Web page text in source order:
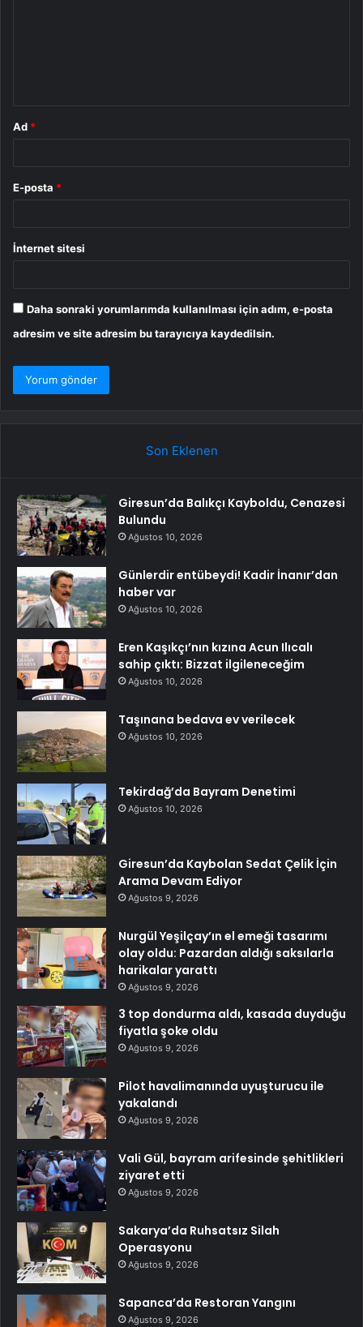
Ad *
E-posta *
İnternet sitesi
Daha sonraki yorumlarımda kullanılması için adım, e-posta
adresim ve site adresim bu tarayıcıya kaydedilsin.
Son Eklenen
Giresun’da Balıkçı Kayboldu, Cenazesi
Bulundu
Ağustos 10, 2026
Günlerdir entübeydi! Kadir İnanır’dan
haber var
Ağustos 10, 2026
Eren Kaşıkçı’nın kızına Acun Ilıcalı
sahip çıktı: Bizzat ilgileneceğim
Ağustos 10, 2026
Taşınana bedava ev verilecek
Ağustos 10, 2026
Tekirdağ’da Bayram Denetimi
Ağustos 10, 2026
Giresun’da Kaybolan Sedat Çelik İçin
Arama Devam Ediyor
Ağustos 9, 2026
Nurgül Yeşilçay’ın el emeği tasarımı
olay oldu: Pazardan aldığı saksılarla
harikalar yarattı
Ağustos 9, 2026
3 top dondurma aldı, kasada duyduğu
fiyatla şoke oldu
Ağustos 9, 2026
Pilot havalimanında uyuşturucu ile
yakalandı
Ağustos 9, 2026
Vali Gül, bayram arifesinde şehitlikleri
ziyaret etti
Ağustos 9, 2026
Sakarya’da Ruhsatsız Silah
Operasyonu
Ağustos 9, 2026
Sapanca’da Restoran Yangını
Ağustos 9, 2026